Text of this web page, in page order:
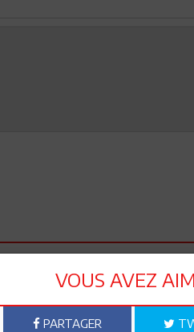
ya que la pression du
dépenses et aux ponctions de
VOUS AVEZ
PARTAGER